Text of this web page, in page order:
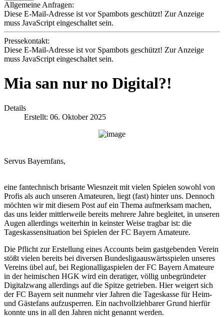
Allgemeine Anfragen:
Diese E-Mail-Adresse ist vor Spambots geschützt! Zur Anzeige
muss JavaScript eingeschaltet sein.
Pressekontakt:
Diese E-Mail-Adresse ist vor Spambots geschützt! Zur Anzeige
muss JavaScript eingeschaltet sein.
Mia san nur no Digital?!
Details
Erstellt: 06. Oktober 2025
Servus Bayernfans,
eine fantechnisch brisante Wiesnzeit mit vielen Spielen sowohl von
Profis als auch unseren Amateuren, liegt (fast) hinter uns. Dennoch
möchten wir mit diesem Post auf ein Thema aufmerksam machen,
das uns leider mittlerweile bereits mehrere Jahre begleitet, in unseren
Augen allerdings weiterhin in keinster Weise tragbar ist: die
Tageskassensituation bei Spielen der FC Bayern Amateure.
Die Pflicht zur Erstellung eines Accounts beim gastgebenden Verein
stößt vielen bereits bei diversen Bundesligaauswärtsspielen unseres
Vereins übel auf, bei Regionalligaspielen der FC Bayern Amateure
in der heimischen HGK wird ein deratiger, völlig unbegründeter
Digitalzwang allerdings auf die Spitze getrieben. Hier weigert sich
der FC Bayern seit nunmehr vier Jahren die Tageskasse für Heim-
und Gästefans aufzusperren. Ein nachvollziehbarer Grund hierfür
konnte uns in all den Jahren nicht genannt werden.